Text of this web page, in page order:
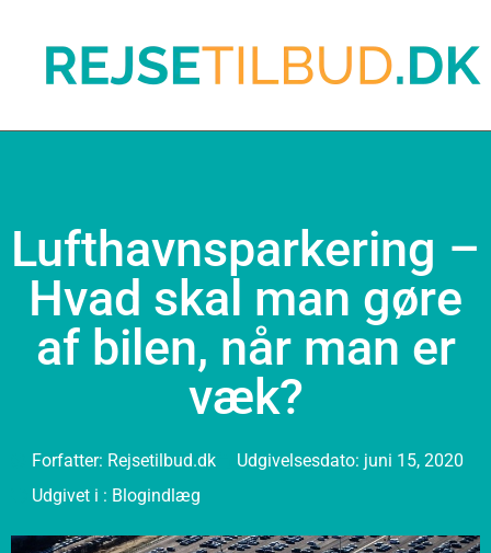
Lufthavnsparkering –
Hvad skal man gøre
af bilen, når man er
væk?
Forfatter: Rejsetilbud.dk Udgivelsesdato: juni 15, 2020
Udgivet i : Blogindlæg